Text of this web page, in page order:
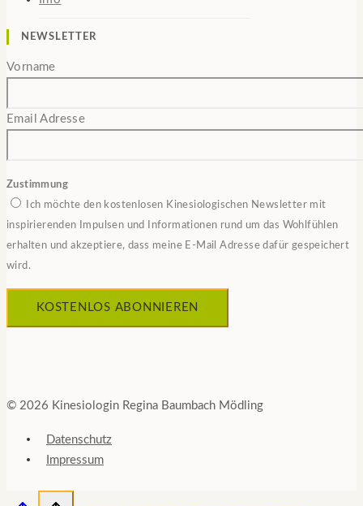
NEWSLETTER
Vorname
Email Adresse
Zustimmung
Ich möchte den kostenlosen Kinesiologischen Newsletter mit
inspirierenden Impulsen und Informationen rund um das Wohlfühlen
erhalten und akzeptiere, dass meine E-Mail Adresse dafür gespeichert
wird.
© 2026 Kinesiologin Regina Baumbach Mödling
Datenschutz
Impressum